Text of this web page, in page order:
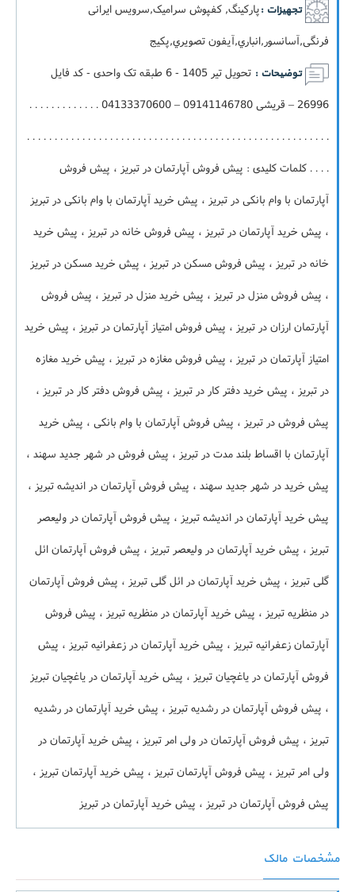
تجهیزات :پارکینگ, کفپوش سرامیک,سرویس ایرانی
فرنگی,آسانسور,انباري,آيفون تصويري,پکيج
توضیحات :
تحویل تیر 1405 - 6 طبقه تک واحدی - کد فایل
26996 – قریشی 09141146780 – 04133370600 . . . . . . . . . . . . .
. . . . . . . . . . . . . . . . . . . . . . . . . . . . . . . . . . . . . . . . . . . . . . . . . . . . . . .
. . . . کلمات کلیدی : پیش فروش آپارتمان در تبریز ، پیش فروش
آپارتمان با وام بانکی در تبریز ، پیش خرید آپارتمان با وام بانکی در تبریز
، پیش خرید آپارتمان در تبریز ، پیش فروش خانه در تبریز ، پیش خرید
خانه در تبریز ، پیش فروش مسکن در تبریز ، پیش خرید مسکن در تبریز
، پیش فروش منزل در تبریز ، پیش خرید منزل در تبریز ، پیش فروش
آپارتمان ارزان در تبریز ، پیش فروش امتیاز آپارتمان در تبریز ، پیش خرید
امتیاز آپارتمان در تبریز ، پیش فروش مغازه در تبریز ، پیش خرید مغازه
در تبریز ، پیش خرید دفتر کار در تبریز ، پیش فروش دفتر کار در تبریز ،
پیش فروش در تبریز ، پیش فروش آپارتمان با وام بانکی ، پیش خرید
آپارتمان با اقساط بلند مدت در تبریز ، پیش فروش در شهر جدید سهند ،
پیش خرید در شهر جدید سهند ، پیش فروش آپارتمان در اندیشه تبریز ،
پیش خرید آپارتمان در اندیشه تبریز ، پیش فروش آپارتمان در ولیعصر
تبریز ، پیش خرید آپارتمان در ولیعصر تبریز ، پیش فروش آپارتمان ائل
گلی تبریز ، پیش خرید آپارتمان در ائل گلی تبریز ، پیش فروش آپارتمان
در منظریه تبریز ، پیش خرید آپارتمان در منظریه تبریز ، پیش فروش
آپارتمان زعفرانیه تبریز ، پیش خرید آپارتمان در زعفرانیه تبریز ، پیش
فروش آپارتمان در یاغچیان تبریز ، پیش خرید آپارتمان در یاغچیان تبریز
، پیش فروش آپارتمان در رشدیه تبریز ، پیش خرید آپارتمان در رشدیه
تبریز ، پیش فروش آپارتمان در ولی امر تبریز ، پیش خرید آپارتمان در
ولی امر تبریز ، پیش فروش آپارتمان تبریز ، پیش خرید آپارتمان تبریز ،
پیش فروش آپارتمان در تبریز ، پیش خرید آپارتمان در تبریز
مشخصات مالک